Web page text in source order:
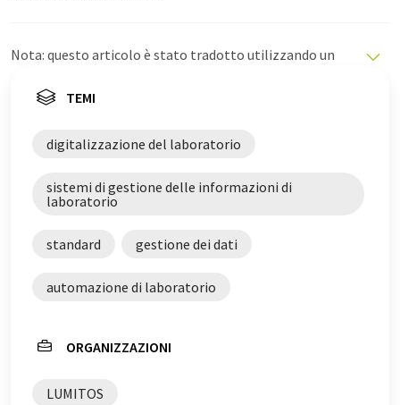
Nota: questo articolo è stato tradotto utilizzando un
offre queste traduzioni automatiche per presentare una
articolo è stato tradotto con traduzione automatica, è
possibile che contenga errori di vocabolario, sintassi o
trovatoqui.
TEMI
digitalizzazione del laboratorio
sistemi di gestione delle informazioni di
laboratorio
standard gestione dei dati
automazione di laboratorio
ORGANIZZAZIONI
LUMITOS